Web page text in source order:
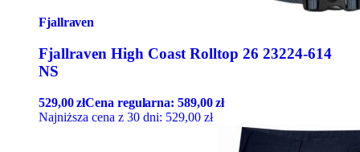
Fjallraven
Fjallraven High Coast Rolltop 26 23224-614
NS
529,00złCena regularna:589,00zł
Najniższa cena z 30 dni: 529,00 zł